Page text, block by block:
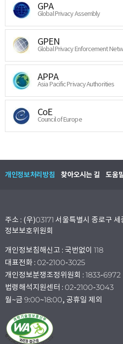
GPA
Global Privacy Assembly
GPEN
Global Privacy Enforcement
APPA
Asia Pacific Privacy Authorities
CoE
Council of Europe
개인정보처리방침 찾아오시는 길 도움
주소 : (우)03171 서울특별시 종로구
정보보호위원회
개인정보침해신고 : 국번없이 118
대표전화 : 02-2100-3025
개인정보분쟁조정위원회 : 1833-6972
법령해석지원센터 : 02-2100-3043
월~금 9:00~18:00, 공휴일 제외